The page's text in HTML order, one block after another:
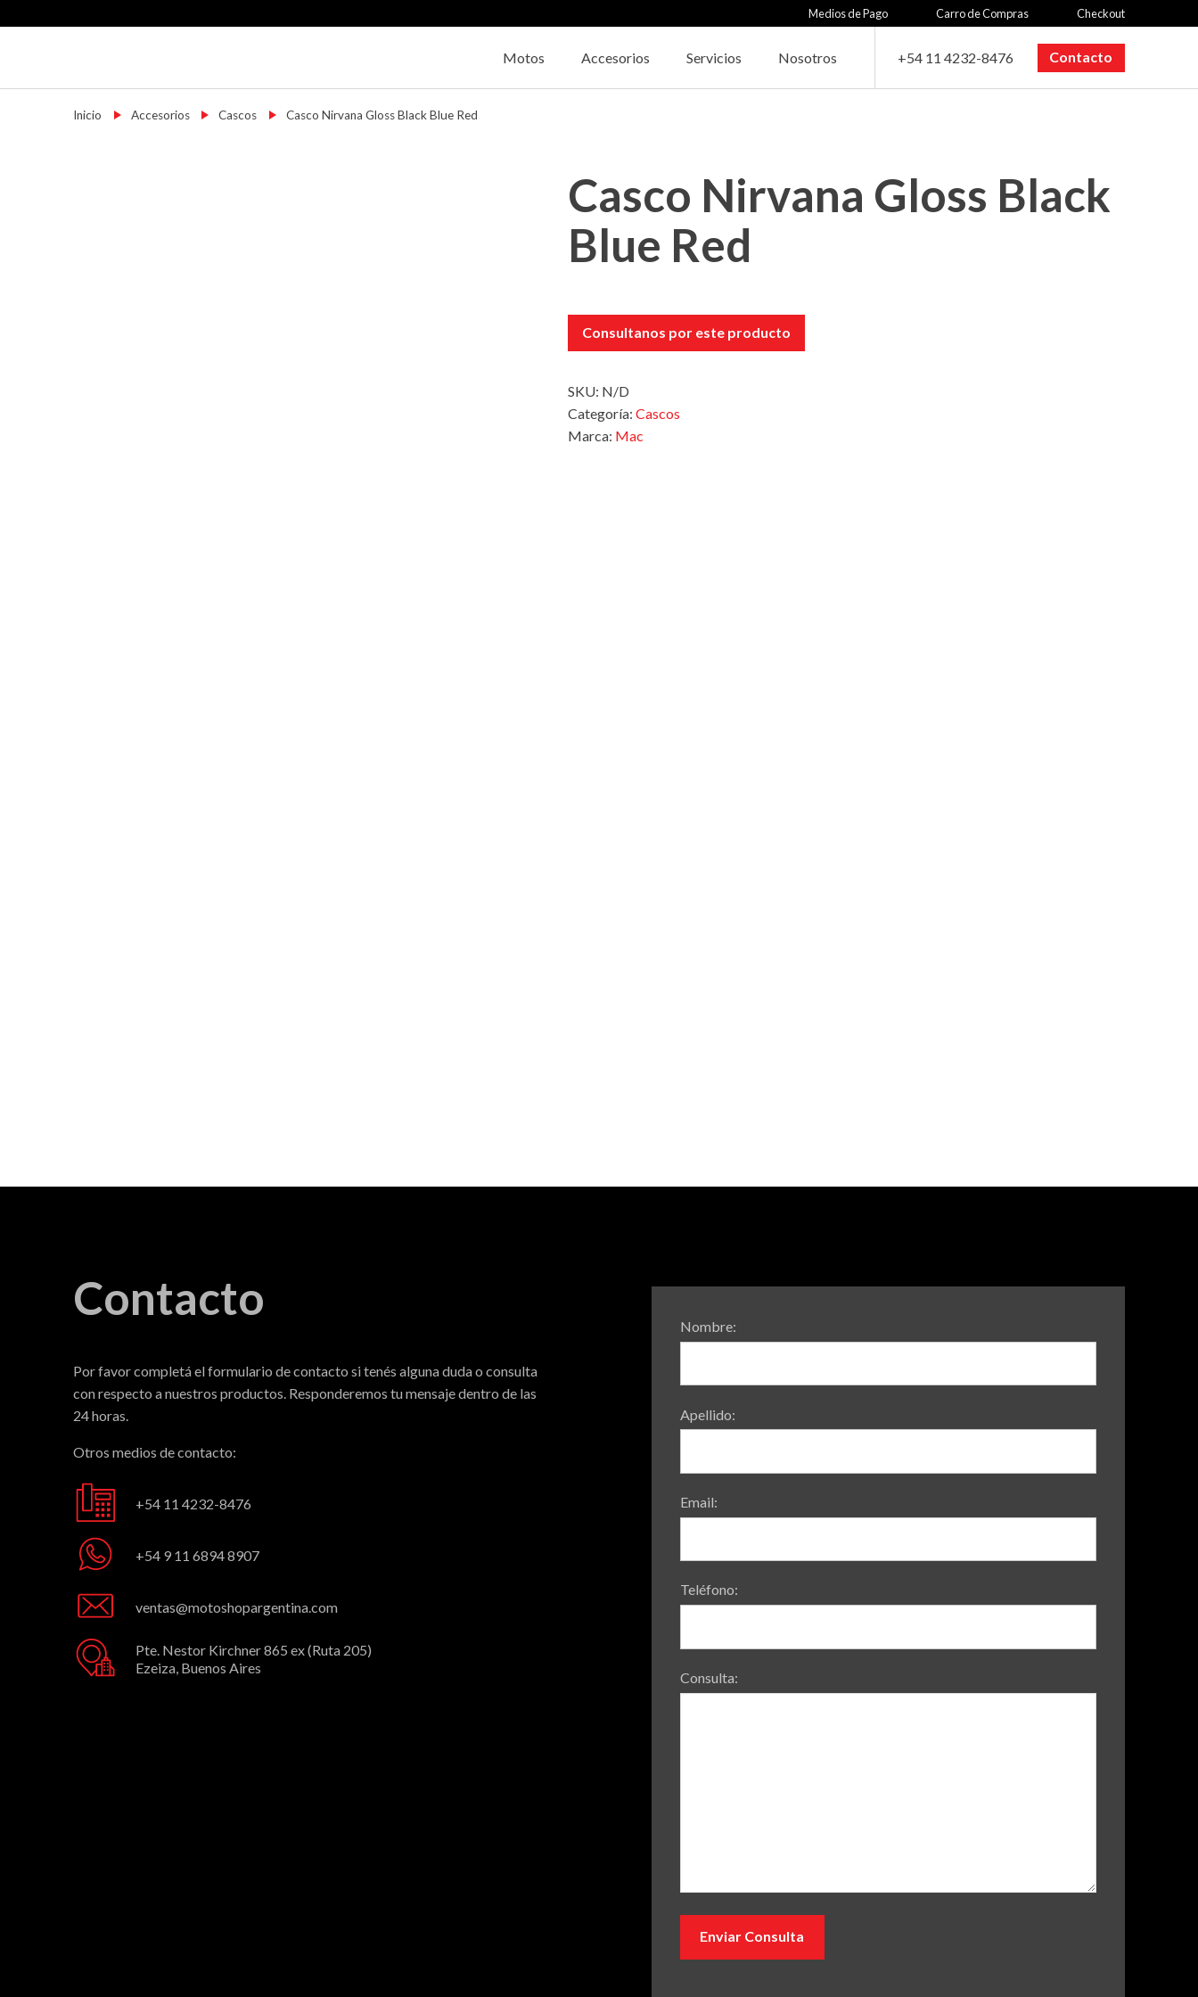
to
Medios de Pago Carro de Compras Checkout
Motoshop Ezeiza
Motos y Accesorios
+54 11 4232-8476 Contacto
Motos Accesorios Servicios Nosotros
Inicio → Accesorios→ Cascos → Casco Nirvana Gloss Black Blue Red
Casco Nirvana Gloss Black
Blue Red
Consultanos por este producto
SKU: N/D
Categoría:Cascos
Marca: Mac
Contacto
Por favor completá el formulario de contacto si tenés alguna duda o consulta
con respecto a nuestros productos. Responderemos tu mensaje dentro de las
24 horas.
Otros medios de contacto:
+54 11 4232-8476
+54 9 11 6894 8907
ventas@motoshopargentina.com
Pte. Nestor Kirchner 865 ex (Ruta 205)
Ezeiza, Buenos Aires
Nombre:
Apellido:
Email:
Teléfono:
Consulta: